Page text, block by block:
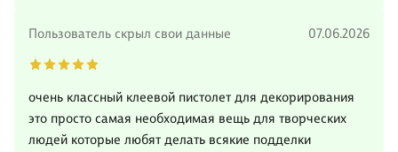
Пользователь скрыл свои данные 07.06.2026
очень классный клеевой пистолет для декорирования
это просто самая необходимая вещь для творческих
людей которые любят делать всякие подделки